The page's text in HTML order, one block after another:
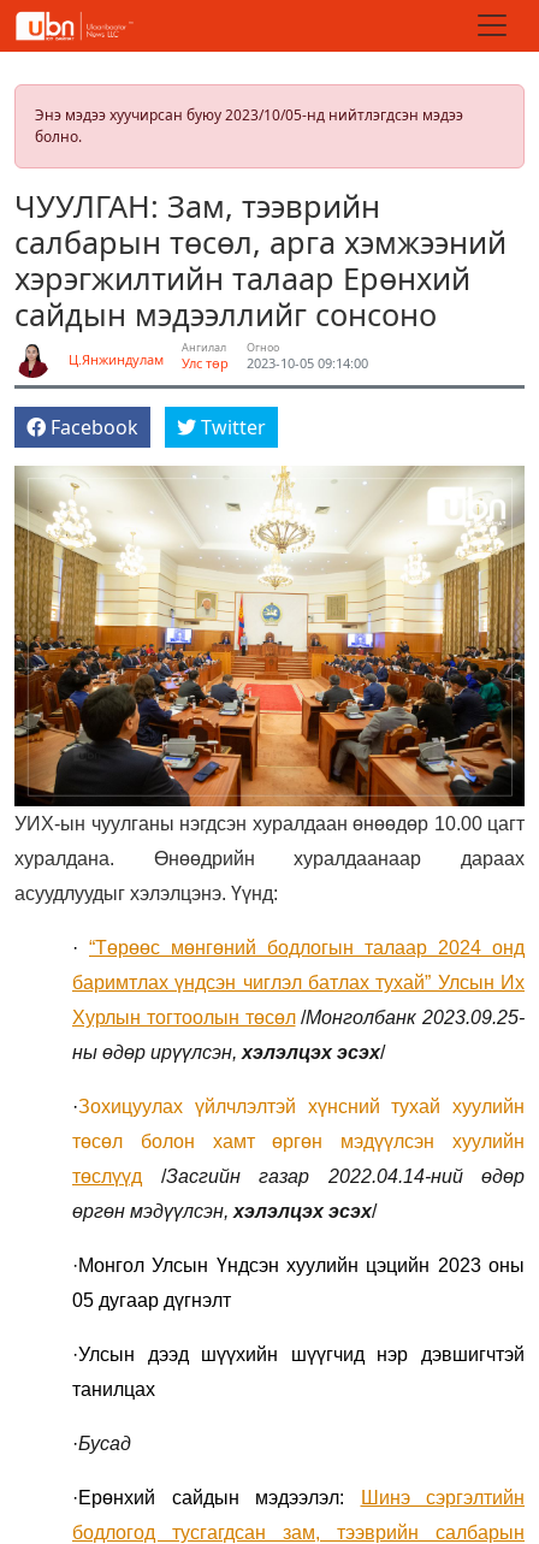
Энэ мэдээ хуучирсан буюу 2023/10/05-нд нийтлэгдсэн мэдээ
болно.
ЧУУЛГАН: Зам, тээврийн
салбарын төсөл, арга хэмжээний
хэрэгжилтийн талаар Ерөнхий
сайдын мэдээллийг сонсоно
Ц.Янжиндулам
Ангилал
Улс төр
Огноо
2023-10-05 09:14:00
Facebook Twitter
УИХ-ын чуулганы нэгдсэн хуралдаан өнөөдөр 10.00 цагт
хуралдана. Өнөөдрийн хуралдаанаар дараах
асуудлуудыг хэлэлцэнэ. Үүнд:
· “Төрөөс мөнгөний бодлогын талаар 2024 онд
баримтлах үндсэн чиглэл батлах тухай” Улсын Их
Хурлын тогтоолын төсөл/Монголбанк 2023.09.25-
ны өдөр ирүүлсэн, хэлэлцэх эсэх/
·Зохицуулах үйлчлэлтэй хүнсний тухай хуулийн
төсөл болон хамт өргөн мэдүүлсэн хуулийн
төслүүд /Засгийн газар 2022.04.14-ний өдөр
өргөн мэдүүлсэн, хэлэлцэх эсэх/
·Монгол Улсын Үндсэн хуулийн цэцийн 2023 оны
05 дугаар дүгнэлт
·Улсын дээд шүүхийн шүүгчид нэр дэвшигчтэй
танилцах
·Бусад
·Ерөнхий сайдын мэдээлэл:
Шинэ сэргэлтийн
бодлогод тусгагдсан зам, тээврийн салбарын